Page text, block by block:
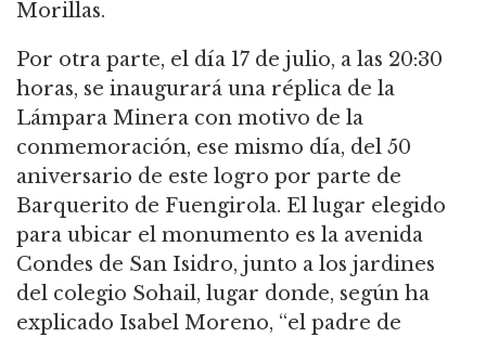
Morillas.
Por otra parte, el día 17 de julio, a las 20:30
horas, se inaugurará una réplica de la
Lámpara Minera con motivo de la
conmemoración, ese mismo día, del 50
aniversario de este logro por parte de
Barquerito de Fuengirola. El lugar elegido
para ubicar el monumento es la avenida
Condes de San Isidro, junto a los jardines
del colegio Sohail, lugar donde, según ha
explicado Isabel Moreno, “el padre de